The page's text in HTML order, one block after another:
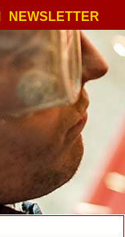
NEWSLETTER